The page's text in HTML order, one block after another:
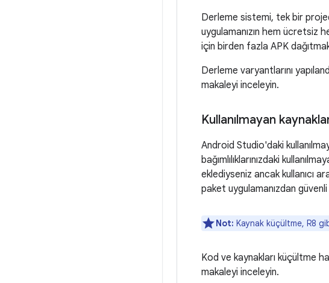
Derleme sistemi, tek bir
uygulamanızın hem ücretsiz
için birden fazla APK
Derleme varyantlarını
makaleyi inceleyin.
Kullanılmayan
Android Studio'daki
bağımlılıklarınızdaki
eklediyseniz ancak kullanıcı
paket uygulamanızdan güvenli
Not: Kaynak küçültme, R8
Kod ve kaynakları küçültme
makaleyi inceleyin.